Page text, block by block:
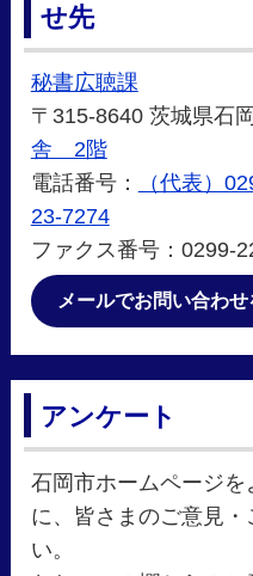
せ先
秘書広聴課
〒315-8640 茨城県石
舎 2階
電話番号：
（代表）
23-7274
ファクス番号：0299-
メールでお問い合わせ
アンケート
石岡市ホームページ
に、皆さまのご意見
い。